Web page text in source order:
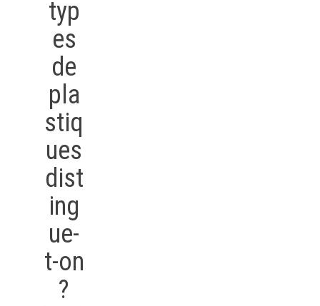
typ
es
de
pla
stiq
ues
dist
ing
ue-
t-on
?